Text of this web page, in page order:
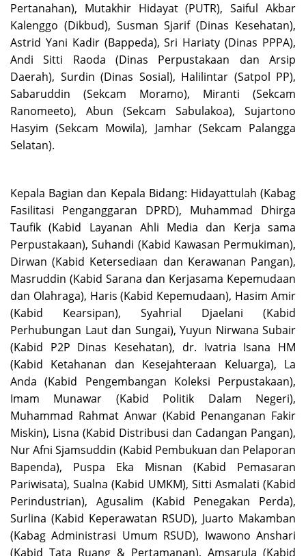
Pertanahan), Mutakhir Hidayat (PUTR), Saiful Akbar
Kalenggo (Dikbud), Susman Sjarif (Dinas Kesehatan),
Astrid Yani Kadir (Bappeda), Sri Hariaty (Dinas PPPA),
Andi Sitti Raoda (Dinas Perpustakaan dan Arsip
Daerah), Surdin (Dinas Sosial), Halilintar (Satpol PP),
Sabaruddin (Sekcam Moramo), Miranti (Sekcam
Ranomeeto), Abun (Sekcam Sabulakoa), Sujartono
Hasyim (Sekcam Mowila), Jamhar (Sekcam Palangga
Selatan).
Kepala Bagian dan Kepala Bidang: Hidayattulah (Kabag
Fasilitasi Penganggaran DPRD), Muhammad Dhirga
Taufik (Kabid Layanan Ahli Media dan Kerja sama
Perpustakaan), Suhandi (Kabid Kawasan Permukiman),
Dirwan (Kabid Ketersediaan dan Kerawanan Pangan),
Masruddin (Kabid Sarana dan Kerjasama Kepemudaan
dan Olahraga), Haris (Kabid Kepemudaan), Hasim Amir
(Kabid Kearsipan), Syahrial Djaelani (Kabid
Perhubungan Laut dan Sungai), Yuyun Nirwana Subair
(Kabid P2P Dinas Kesehatan), dr. Ivatria Isana HM
(Kabid Ketahanan dan Kesejahteraan Keluarga), La
Anda (Kabid Pengembangan Koleksi Perpustakaan),
Imam Munawar (Kabid Politik Dalam Negeri),
Muhammad Rahmat Anwar (Kabid Penanganan Fakir
Miskin), Lisna (Kabid Distribusi dan Cadangan Pangan),
Nur Afni Sjamsuddin (Kabid Pembukuan dan Pelaporan
Bapenda), Puspa Eka Misnan (Kabid Pemasaran
Pariwisata), Sualna (Kabid UMKM), Sitti Asmalati (Kabid
Perindustrian), Agusalim (Kabid Penegakan Perda),
Surlina (Kabid Keperawatan RSUD), Juarto Makamban
(Kabag Administrasi Umum RSUD), Iwawono Anshari
(Kabid Tata Ruang & Pertamanan), Amsarula (Kabid